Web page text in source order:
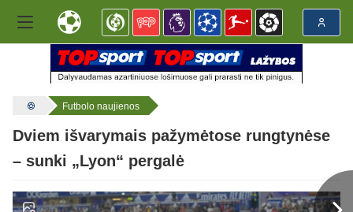
Futbolo naujienos
Dviem išvarymais pažymėtose rungtynėse
– sunki „Lyon“ pergalė